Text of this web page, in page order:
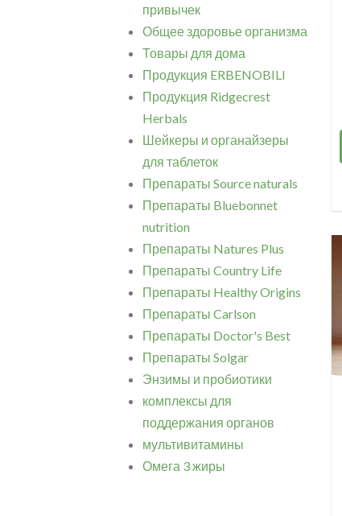
привычек
Общее здоровье организма
Товары для дома
Продукция ERBENOBILI
Продукция Ridgecrest
Herbals
Шейкеры и органайзеры
для таблеток
Препараты Source naturals
Препараты Bluebonnet
nutrition
Препараты Natures Plus
Препараты Country Life
Препараты Healthy Origins
Препараты Carlson
Препараты Doctor's Best
Препараты Solgar
Энзимы и пробиотики
комплексы для
поддержания органов
мультивитамины
Омега 3 жиры